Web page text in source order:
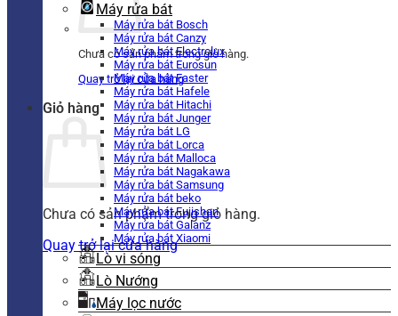
Chưa có sản phẩm trong giỏ hàng.
Quay trở lại cửa hàng
Giỏ hàng
Chưa có sản phẩm trong giỏ hàng.
Quay trở lại cửa hàng
Máy rửa bát
Máy rửa bát Bosch
Máy rửa bát Canzy
Máy rửa bát Electrolux
Máy rửa bát Eurosun
Máy rửa bát Faster
Máy rửa bát Hafele
Máy rửa bát Hitachi
Máy rửa bát Junger
Máy rửa bát LG
Máy rửa bát Lorca
Máy rửa bát Malloca
Máy rửa bát Nagakawa
Máy rửa bát Samsung
Máy rửa bát beko
Máy rửa bát Fujishan
Máy rửa bát Galanz
Máy rửa bát Xiaomi
Lò vi sóng
Lò Nướng
Máy lọc nước